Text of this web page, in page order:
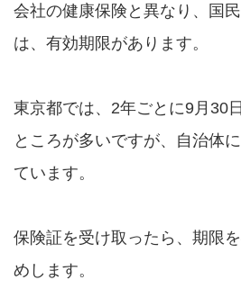
会社の健康保険と異なり、国
は、有効期限があります。
東京都では、2年ごとに9月30
ところが多いですが、自治体
ています。
保険証を受け取ったら、期限
めします。